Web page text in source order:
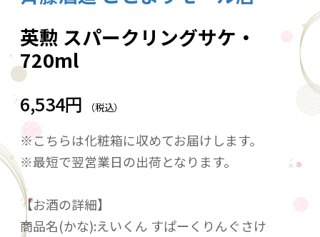
英勲 スパークリングサケ・
720ml
6,534円 （税込）
※こちらは化粧箱に収めてお届けします。
※最短で翌営業日の出荷となります。
【お酒の詳細】
商品名(かな):えいくん すぱーくりんぐさけ